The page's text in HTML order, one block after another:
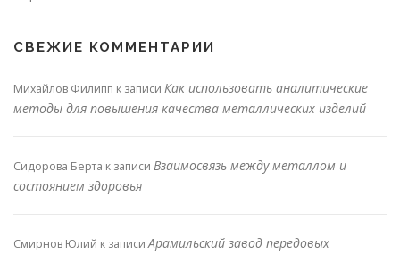
СВЕЖИЕ КОММЕНТАРИИ
Михайлов Филипп к записи Как использовать аналитические
методы для повышения качества металлических изделий
Сидорова Берта к записи Взаимосвязь между металлом и
состоянием здоровья
Смирнов Юлий к записиАрамильский завод передовых